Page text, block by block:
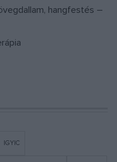
hangfestés –
IGYIC